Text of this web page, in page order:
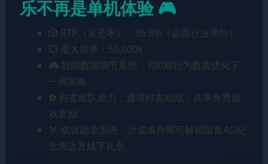
乐不再是单机体验 🎮
🎲 RTP（返还率）：96.8%（远高行业平均）
💥 最大赔率：50,000x
🎮 智能数据调节系统：100局行为数据优化下
一局策略
⚽️ 好友组队助力：邀请好友助战，共享免费游
戏奖励
🏅 成就勋章系统：达成条件即可解锁限量AG纪
念周边及线下礼包